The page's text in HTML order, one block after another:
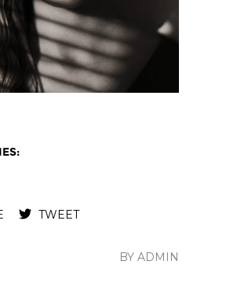
TWEET
BY ADMIN